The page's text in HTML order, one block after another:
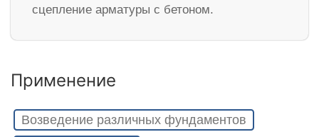
сцепление арматуры с бетоном.
Применение
Возведение различных фундаментов